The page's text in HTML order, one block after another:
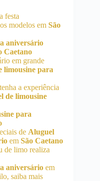
festa
modelos em São
aniversário
Caetano
em grande
limousine para
a experiência
de limousine
para
de Aluguel
em São Caetano
de limo realiza
aniversário em
saiba mais